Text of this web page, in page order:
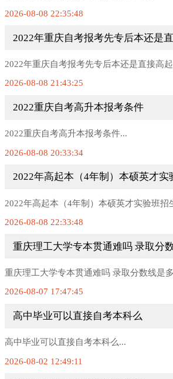
2026-08-08 22:35:48
2022年重庆自考报考先专后本还是
2022年重庆自考报考先专后本还是直接高
2026-08-08 21:43:25
2022重庆自考高升本报考条件
2022重庆自考高升本报考条件...
2026-08-08 20:33:34
2022年高起本（4年制）本硕英才实
2022年高起本（4年制）本硕英才实验班招
2026-08-08 22:33:48
重庆理工大学专本贯通难吗 录取分
重庆理工大学专本贯通难吗 录取分数线是
2026-08-07 17:47:45
高中毕业可以直接自考本科么
高中毕业可以直接自考本科么...
2026-08-02 12:49:11